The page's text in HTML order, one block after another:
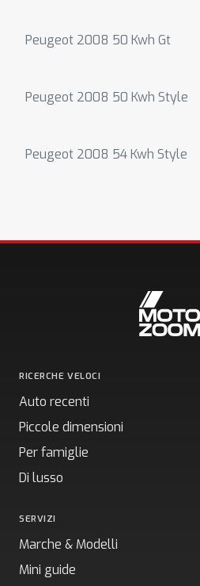
Peugeot 2008 50 Kwh Gt
Peugeot 2008 50 Kwh Style
Peugeot 2008 54 Kwh Style
RICERCHE VELOCI
Auto recenti
Piccole dimensioni
Per famiglie
Di lusso
SERVIZI
Marche & Modelli
Mini guide